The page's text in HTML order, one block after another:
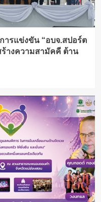
การแข่งขัน “อบจ.สปอร์ต
ร้างความสามัคคี ต้าน